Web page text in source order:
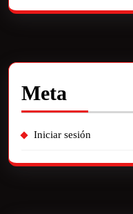
Meta
Iniciar sesión